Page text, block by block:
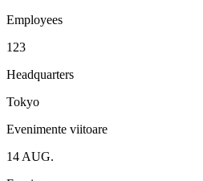
Employees
123
Headquarters
Tokyo
Evenimente viitoare
14 AUG.